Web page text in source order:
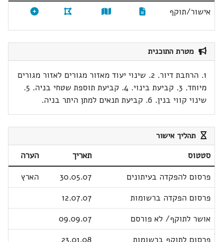
אישור/תוקף
מטרת התוכנית
1. הרחבת דיור. 2. שינוי יעוד מאזור מגורים לאזור מגורים
מיוחד. 3. קביעת בינוי. 4. קביעת תוספת שטחי בניה. 5.
שינוי קווי בנין. 6. קביעת תנאים למתן היתר בניה.
תהליך אישור
סטטוס תאריך
הערה
פרסום להפקדה בעיתונים
30.05.07
הארץ
פרסום הפקדה ברשומות
12.07.07
אושר לתוקף/ לא פורסם
09.09.07